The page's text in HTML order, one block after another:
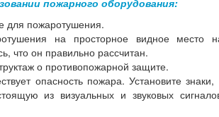
пожарного оборудования:
для пожаротушения.
на просторное видное место
что он правильно рассчитан.
о противопожарной защите.
опасность пожара. Установите
из визуальных и звуковых